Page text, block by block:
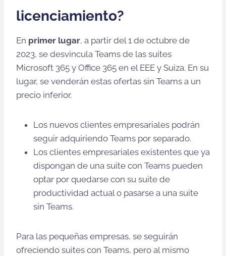
licenciamiento?
En primer lugar, a partir del 1 de octubre de
2023, se desvincula Teams de las suites
Microsoft 365 y Office 365 en el EEE y Suiza. En su
lugar, se venderán estas ofertas sin Teams a un
precio inferior.
Los nuevos clientes empresariales podrán
seguir adquiriendo Teams por separado.
Los clientes empresariales existentes que ya
dispongan de una suite con Teams pueden
optar por quedarse con su suite de
productividad actual o pasarse a una suite
sin Teams.
Para las pequeñas empresas, se seguirán
ofreciendo suites con Teams, pero al mismo